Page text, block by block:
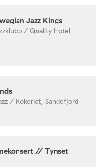
Jazz Kings
/ Quality Hotel
/ Kokeriet, Sandefjord
// Tynset